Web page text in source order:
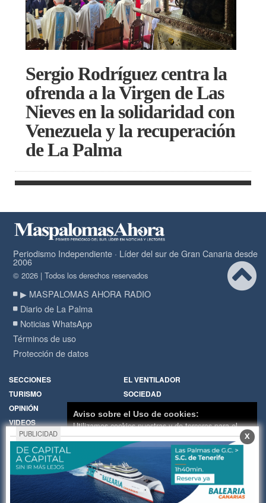
Sergio Rodríguez centra la
ofrenda a la Virgen de Las
Nieves en la solidaridad con
Venezuela y la recuperación
de La Palma
Periodismo Independiente · Líder del sur de Gran Canaria desde
2006
© 2026 | Todos los derechos reservados
▶ MASPALOMAS AHORA RADIO
Diario de La Palma
Noticias WhatsApp
Términos de uso
Protección de datos
SECCIONES
EL VENTILADOR
TURISMO
SOCIEDAD
OPINIÓN
VIDEOS
RADIO
Política de Cookies
Hemeroteca
Encuestas
Cartas de los lectores
Fotos de los lectores
Galerías de imágenes
Temas de actualidad
Principios Editoriales
PUBLICIDAD X
Aviso sobre el Uso de cookies:
Utilizamos cookies nuestras y de terceros para el
funcionamiento del digital. Puedes consultar la lista
de cookies y como desconectarlas.Ver nuestra
Política de Privacidad y Cookies
Aceptar Cookies
Personalizar